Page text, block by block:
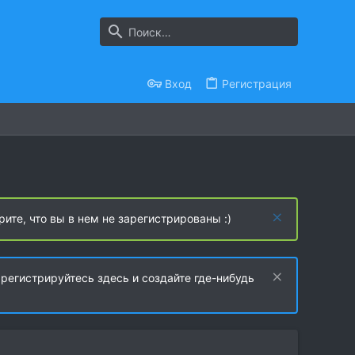
Вход Регистрация
что вы в нем не зарегистрированы :)
здесь и создайте где-нибудь